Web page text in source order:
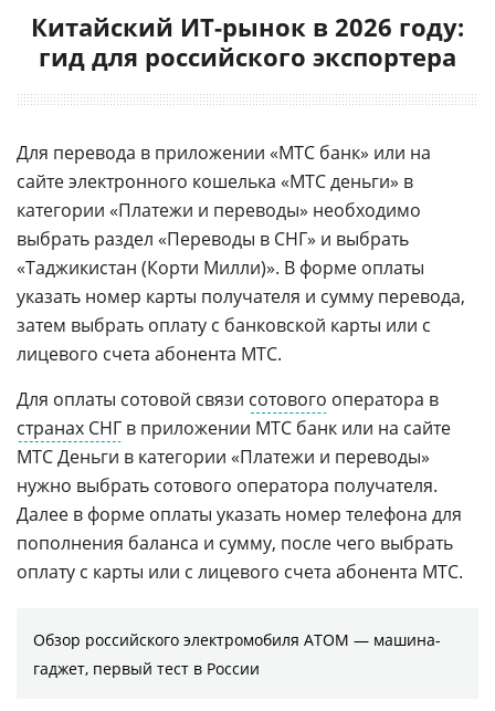
Китайский ИТ-рынок в 2026 году:
гид для российского экспортера
Для перевода в приложении «МТС банк» или на
сайте электронного кошелька «МТС деньги» в
категории «Платежи и переводы» необходимо
выбрать раздел «Переводы в СНГ» и выбрать
«Таджикистан (Корти Милли)». В форме оплаты
указать номер карты получателя и сумму перевода,
затем выбрать оплату с банковской карты или с
лицевого счета абонента МТС.
Для оплаты сотовой связи сотового оператора в
странах СНГ в приложении МТС банк или на сайте
МТС Деньги в категории «Платежи и переводы»
нужно выбрать сотового оператора получателя.
Далее в форме оплаты указать номер телефона для
пополнения баланса и сумму, после чего выбрать
оплату с карты или с лицевого счета абонента МТС.
Обзор российского электромобиля АТОМ — машина-
гаджет, первый тест в России